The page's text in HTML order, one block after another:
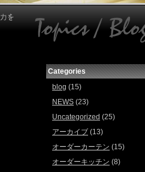
Categories
blog (15)
NEWS (23)
Uncategorized (25)
アーカイブ (13)
オーダーカーテン (15)
オーダーキッチン (8)